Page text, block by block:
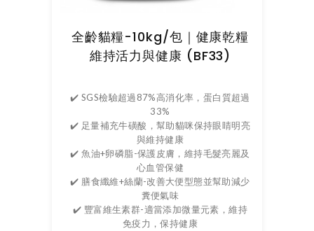
全齡貓糧-10kg/包｜健康乾糧
維持活力與健康 (BF33)
✔️ SGS檢驗超過87%高消化率，蛋白質超過
33%
✔️ 足量補充牛磺酸，幫助貓咪保持眼睛明亮
與維持健康
✔️ 魚油+卵磷脂-保護皮膚，維持毛髮亮麗及
心血管保健
✔️ 膳食纖維+絲蘭-改善大便型態並幫助減少
糞便氣味
✔️ 豐富維生素群-適當添加微量元素，維持
免疫力，保持健康